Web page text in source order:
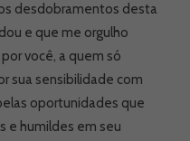
desdobramentos desta
e que me orgulho
você, a quem só
sua sensibilidade com
oportunidades que
e humildes em seu